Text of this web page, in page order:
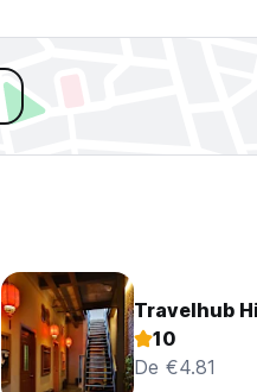
Travelhub
10
De €4.81